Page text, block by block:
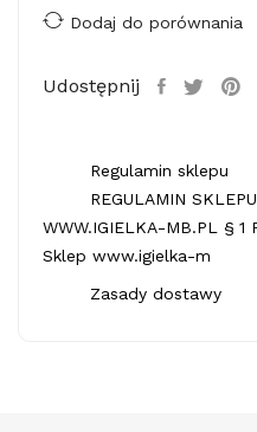
Dodaj do porównania
Udostępnij
Regulamin sklepu
REGULAMIN
WWW.IGIELKA-MB.PL § 1
Sklep www.igielka-m
Zasady dostawy